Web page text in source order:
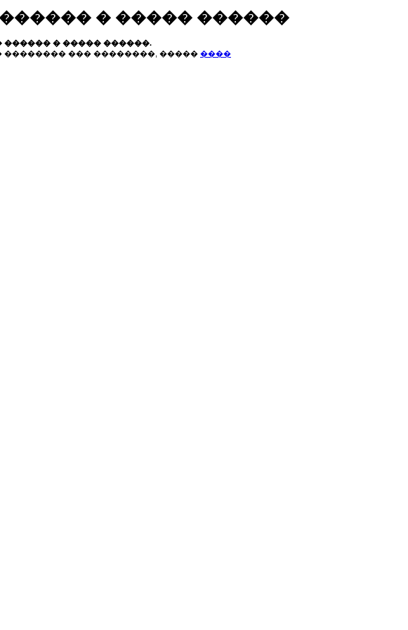
� ����� ������
� ����� ������.
��� ��������, ����� ����